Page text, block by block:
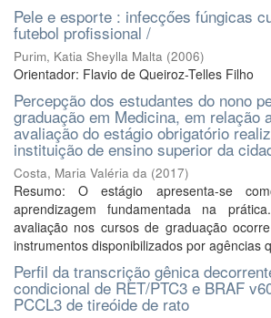
Pele e esporte : infecçőes fúngicas
futebol profissional /
Purim, Katia Sheylla Malta (2006)
Orientador: Flavio de Queiroz-Telles Filho
Percepção dos estudantes do nono
graduação em Medicina, em relação
avaliação do estágio obrigatório
instituição de ensino superior da
Costa, Maria Valéria da (2017)
Resumo: O estágio apresenta-se
aprendizagem fundamentada na
avaliação nos cursos de graduação
instrumentos disponibilizados por agências
Perfil da transcrição gênica
condicional de RET/PTC3 e BRAF
PCCL3 de tireóide de rato